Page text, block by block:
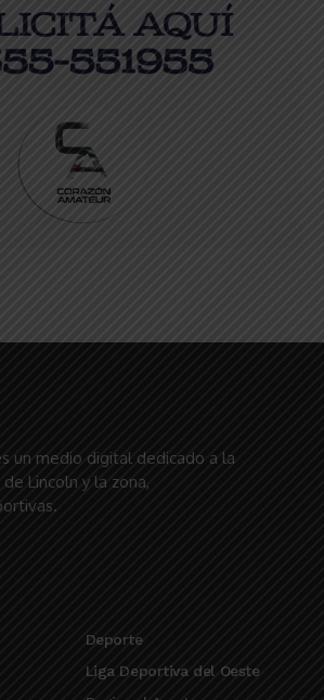
un medio digital dedicado a la
Lincoln y la zona,
Deporte
Liga Deportiva del Oeste